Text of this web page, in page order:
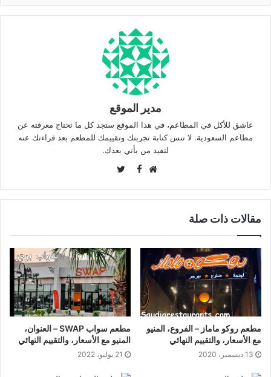
مدير الموقع
عاشق للأكل في المطاعم، في هذا الموقع ستجد كل ما تحتاج معرفته عن
مطاعم السعودية. لا تنس كتابة تجربتك وتقييمك للمطعم بعد قراءتك عنه
لتفيد من يأتي بعدك.
Facebook
مقالات ذات صلة
مطعم روكو ماماز – الفروع، المنيو
مع الأسعار، والتقييم النهائي
13 ديسمبر، 2020
مطعم سواب SWAP – العنوان،
المنيو مع الأسعار، والتقييم النهائي
21 يوليو، 2022